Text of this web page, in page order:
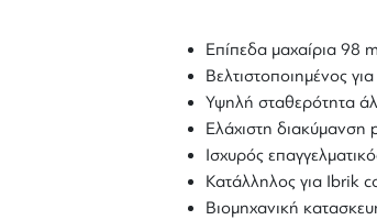
Επίπεδα μαχαίρια 98
Βελτιστοποιημένος
Υψηλή σταθερότητα
Ελάχιστη
Ισχυρός
Κατάλληλος για Ibrik
Βιομηχανική